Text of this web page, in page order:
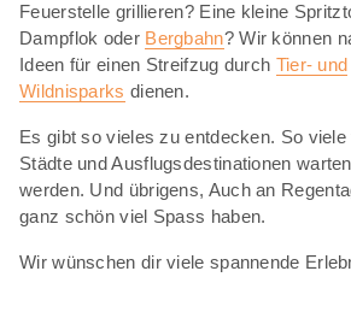
Feuerstelle grillieren? Eine kleine
Dampflok oder Bergbahn? Wir können
Ideen für einen Streifzug durch Tier- und
Wildnisparks dienen.
Es gibt so vieles zu entdecken. So
Städte und Ausflugsdestinationen
werden. Und übrigens, Auch an
ganz schön viel Spass haben.
Wir wünschen dir viele spannende